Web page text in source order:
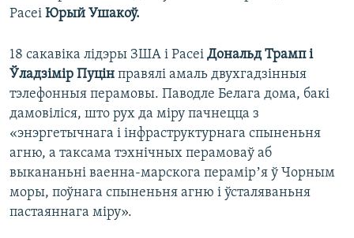
Расеі Юрый Ушакоў.
18 сакавіка лідэры ЗША і Расеі Дональд Трамп і
Ўладзімір Пуцін правялі амаль двухгадзінныя
тэлефонныя перамовы. Паводле Белага дома, бакі
дамовіліся, што рух да міру пачнецца з
«энэргетычнага і інфраструктурнага спыненьня
агню, а таксама тэхнічных перамоваў аб
выкананьні ваенна-марскога перамірʼя ў Чорным
моры, поўнага спыненьня агню і ўсталяваньня
пастаяннага міру».